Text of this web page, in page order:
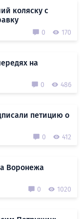
коляску с
0 170
на
0 486
петицию о
0 412
Воронежа
0 1020